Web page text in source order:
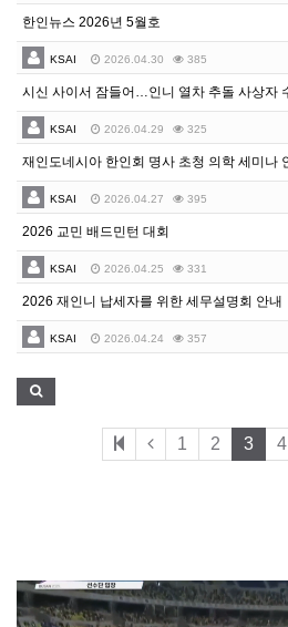
한인뉴스 2026년 5월호
KSAI 2026.04.30 385
KSAI 2026.04.29 325
KSAI 2026.04.27 395
2026 교민 배드민턴 대회
KSAI 2026.04.25 331
2026 재인니 납세자를 위한 세무설명회 안내
KSAI 2026.04.24 357
1 2 3 4